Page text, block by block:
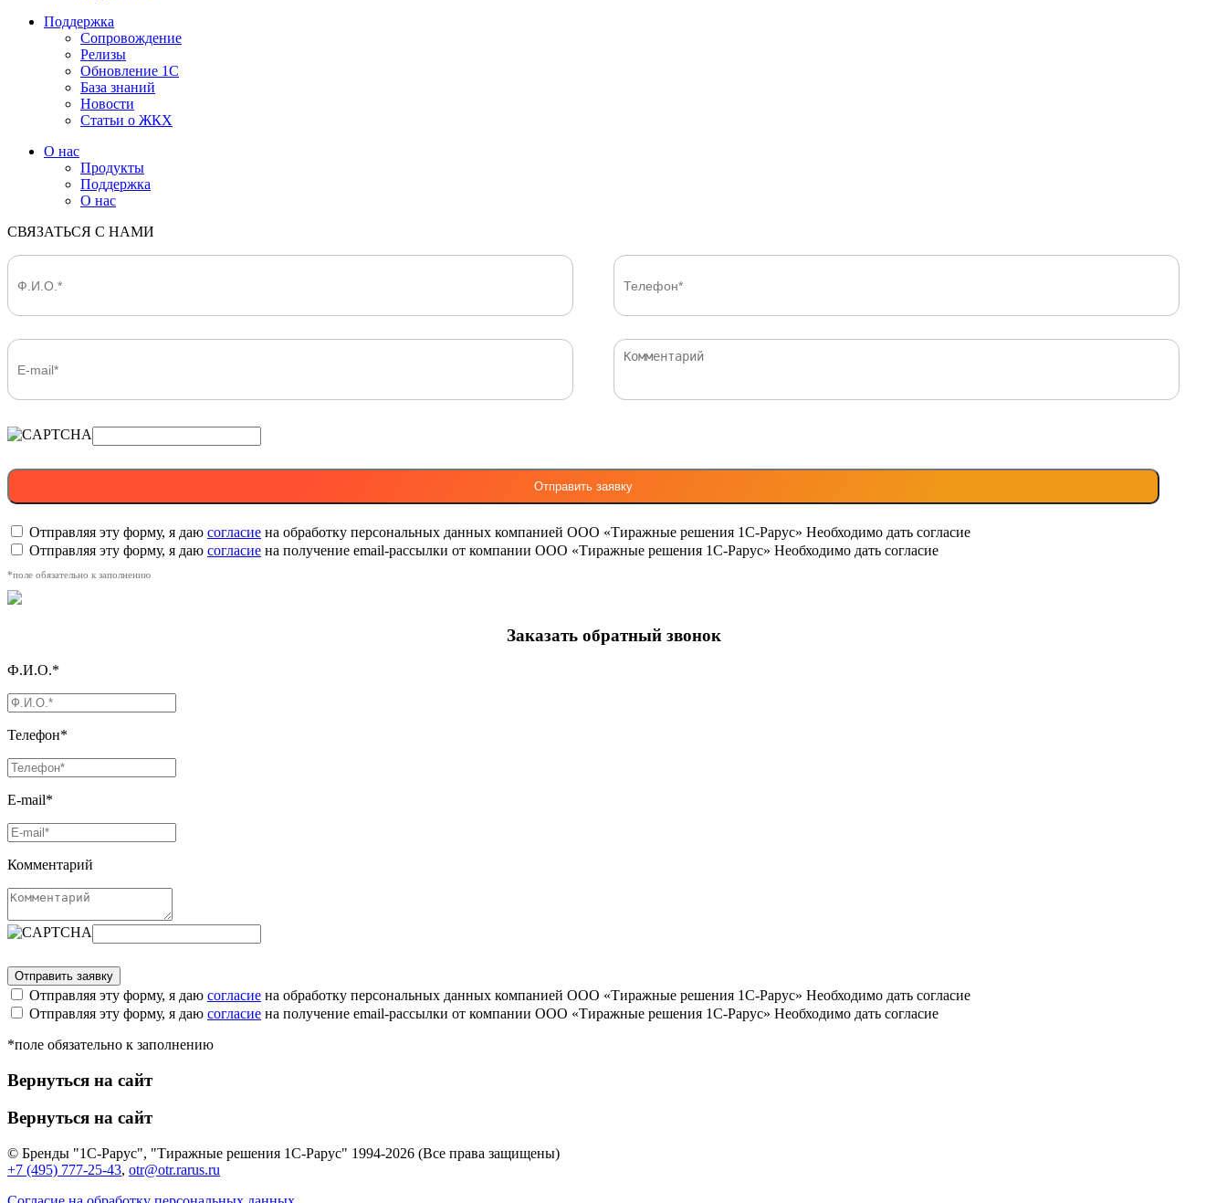
Поддержка
Сопровождение
Релизы
Обновление 1С
База знаний
Новости
Статьи о ЖКХ
О нас
Продукты
Поддержка
О нас
СВЯЗАТЬСЯ С НАМИ
Отправляя эту форму, я даю согласие на обработку персональных данных компанией ООО «Тиражные решения 1С-Рарус» Необходимо дать согласие
Отправляя эту форму, я даю согласие на получение email-рассылки от компании ООО «Тиражные решения 1С-Рарус» Необходимо дать согласие
*поле обязательно к заполнению
Заказать обратный звонок
Ф.И.О.*
Телефон*
E-mail*
Комментарий
Отправляя эту форму, я даю согласие на обработку персональных данных компанией ООО «Тиражные решения 1С-Рарус» Необходимо дать согласие
Отправляя эту форму, я даю согласие на получение email-рассылки от компании ООО «Тиражные решения 1С-Рарус» Необходимо дать согласие
*поле обязательно к заполнению
Вернуться на сайт
Вернуться на сайт
© Бренды "1С-Рарус", "Тиражные решения 1С-Рарус" 1994-2026 (Все права защищены)
+7 (495) 777-25-43, otr@otr.rarus.ru